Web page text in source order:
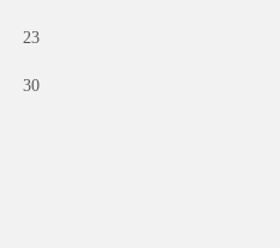
23
30